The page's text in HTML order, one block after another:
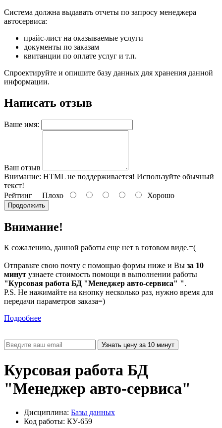
Система должна выдавать отчеты по запросу менеджера
автосервиса:
прайс-лист на оказываемые услуги
документы по заказам
квитанции по оплате услуг и т.п.
Спроектируйте и опишите базу данных для хранения данной
информации.
Написать отзыв
Ваше имя:
Ваш отзыв
Внимание: HTML не поддерживается! Используйте обычный
текст!
Рейтинг Плохо Хорошо
Продолжить
Внимание!
К сожалению, данной работы еще нет в готовом виде.=(
Отправьте свою почту с помощью формы ниже и Вы за 10
минут узнаете стоимость помощи в выполнении работы
"Курсовая работа БД "Менеджер авто-сервиса" ".
P.S. Не нажимайте на кнопку несколько раз, нужно время для
передачи параметров заказа=)
Подробнее
Курсовая работа БД
"Менеджер авто-сервиса"
Дисциплина: Базы данных
Код работы: КУ-659